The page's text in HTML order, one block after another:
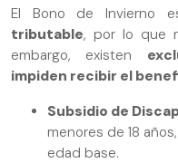
El Bono de Invierno
tributable, por lo que
embargo, existen
impiden recibir el
Subsidio de
menores de 18
edad base.